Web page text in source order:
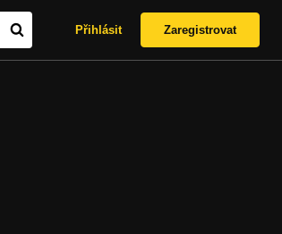
Přihlásit Zaregistrovat